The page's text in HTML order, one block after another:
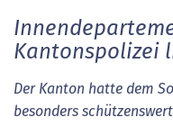
Kantonspolizei
Der Kanton hatte dem
besonders